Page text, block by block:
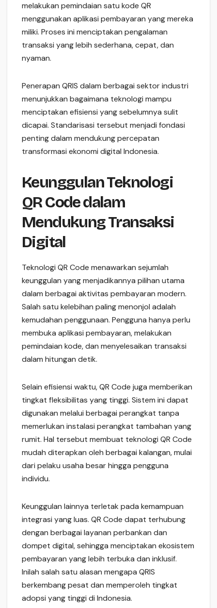
melakukan pemindaian satu kode QR
menggunakan aplikasi pembayaran yang mereka
miliki. Proses ini menciptakan pengalaman
transaksi yang lebih sederhana, cepat, dan
nyaman.
Penerapan QRIS dalam berbagai sektor industri
menunjukkan bagaimana teknologi mampu
menciptakan efisiensi yang sebelumnya sulit
dicapai. Standarisasi tersebut menjadi fondasi
penting dalam mendukung percepatan
transformasi ekonomi digital Indonesia.
Keunggulan Teknologi
QR Code dalam
Mendukung Transaksi
Digital
Teknologi QR Code menawarkan sejumlah
keunggulan yang menjadikannya pilihan utama
dalam berbagai aktivitas pembayaran modern.
Salah satu kelebihan paling menonjol adalah
kemudahan penggunaan. Pengguna hanya perlu
membuka aplikasi pembayaran, melakukan
pemindaian kode, dan menyelesaikan transaksi
dalam hitungan detik.
Selain efisiensi waktu, QR Code juga memberikan
tingkat fleksibilitas yang tinggi. Sistem ini dapat
digunakan melalui berbagai perangkat tanpa
memerlukan instalasi perangkat tambahan yang
rumit. Hal tersebut membuat teknologi QR Code
mudah diterapkan oleh berbagai kalangan, mulai
dari pelaku usaha besar hingga pengguna
individu.
Keunggulan lainnya terletak pada kemampuan
integrasi yang luas. QR Code dapat terhubung
dengan berbagai layanan perbankan dan
dompet digital, sehingga menciptakan ekosistem
pembayaran yang lebih terbuka dan inklusif.
Inilah salah satu alasan mengapa QRIS
berkembang pesat dan memperoleh tingkat
adopsi yang tinggi di Indonesia.